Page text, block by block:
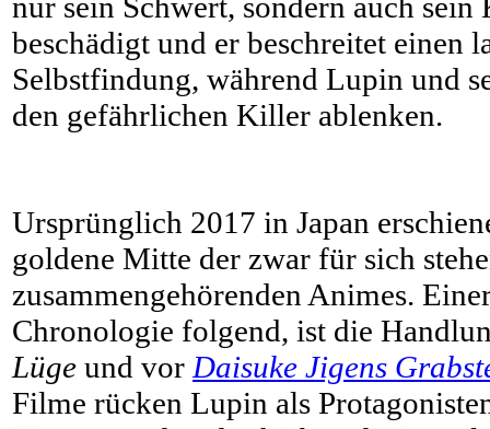
beschädigt und er beschreitet einen
Selbstfindung, während Lupin und
den gefährlichen Killer ablenken.
Ursprünglich 2017 in Japan
goldene Mitte der zwar für sich
zusammengehörenden Animes.
Chronologie folgend, ist die
Lüge und vor Daisuke Jigens
Filme rücken Lupin als